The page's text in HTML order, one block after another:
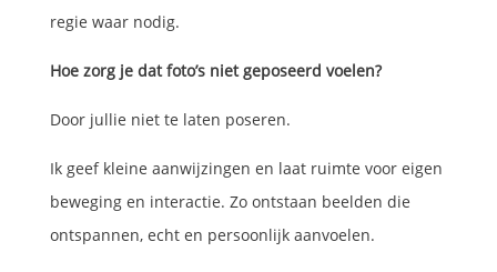
regie waar nodig.
Hoe zorg je dat foto’s niet geposeerd voelen?
Door jullie niet te laten poseren.
Ik geef kleine aanwijzingen en laat ruimte voor eigen
beweging en interactie. Zo ontstaan beelden die
ontspannen, echt en persoonlijk aanvoelen.